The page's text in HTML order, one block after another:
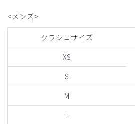
<メンズ>
クラシコサイズ
XS
S
M
L